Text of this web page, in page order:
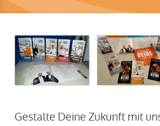
Gestalte Deine Zukunft mit